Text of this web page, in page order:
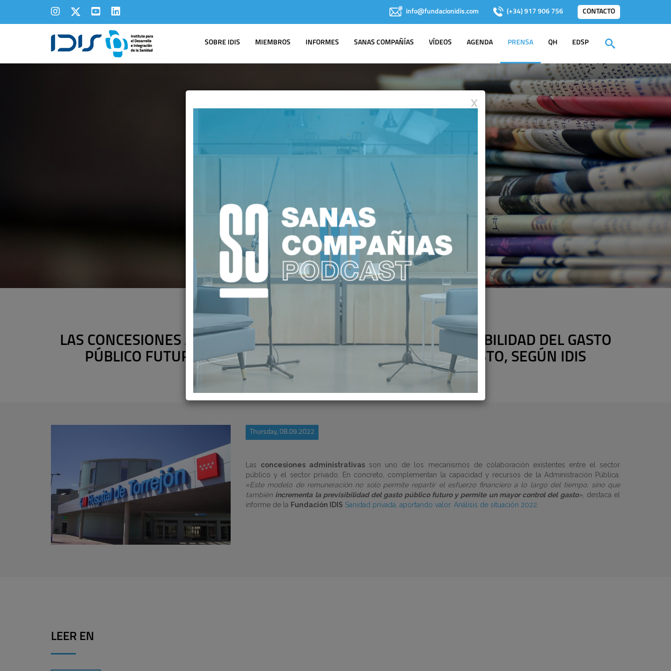
info@fundacionidis.com (+34) 917 906 756 CONTACTO
SOBRE IDIS MIEMBROS INFORMES SANAS COMPAÑÍAS VÍDEOS AGENDA PRENSA QH EDSP
IDIS EN LOS MEDIOS
LAS CONCESIONES ADMINISTRATIVAS INCREMENTAN LA PREVISIBILIDAD DEL GASTO
PÚBLICO FUTURO Y PERMITEN UN MAYOR CONTROL DEL GASTO, SEGÚN IDIS
Thursday, 08.09.2022
Las concesiones administrativas son uno de los mecanismos de colaboración existentes entre el sector
público y el sector privado. En concreto, complementan la capacidad y recursos de la Administración Pública.
«Este modelo de remuneración no solo permite repartir el esfuerzo financiero a lo largo del tiempo, sino que
también incrementa la previsibilidad del gasto público futuro y permite un mayor control del gasto», destaca el
informe de la Fundación IDIS Sanidad privada, aportando valor. Análisis de situación 2022
LEER EN
X